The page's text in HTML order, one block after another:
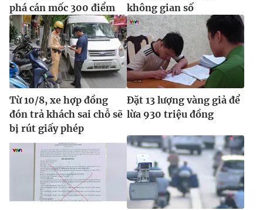
phá cán mốc 300 điểm
không gian số
Từ 10/8, xe hợp đồng
đón trả khách sai chỗ sẽ
bị rút giấy phép
Đặt 13 lượng vàng giả để
lừa 930 triệu đồng